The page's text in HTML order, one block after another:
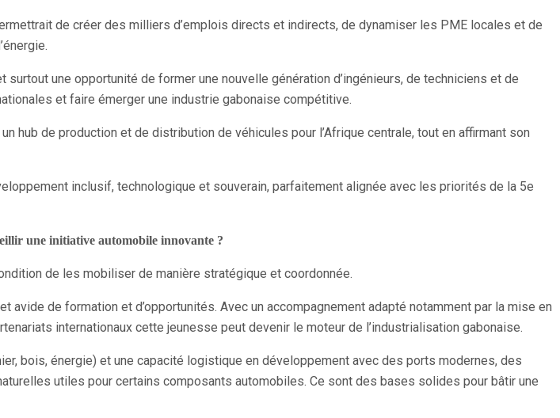
de créer des milliers d’emplois directs et indirects, de dynamiser les PME locales et de
une opportunité de former une nouvelle génération d’ingénieurs, de techniciens et de
et faire émerger une industrie gabonaise compétitive.
hub de production et de distribution de véhicules pour l’Afrique centrale, tout en affirmant son
inclusif, technologique et souverain, parfaitement alignée avec les priorités de la 5e
une initiative automobile innovante ?
de les mobiliser de manière stratégique et coordonnée.
de formation et d’opportunités. Avec un accompagnement adapté notamment par la mise en
internationaux cette jeunesse peut devenir le moteur de l’industrialisation gabonaise.
bois, énergie) et une capacité logistique en développement avec des ports modernes, des
utiles pour certains composants automobiles. Ce sont des bases solides pour bâtir une